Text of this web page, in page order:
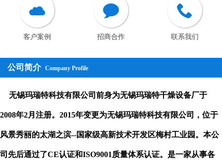
客户案例 招商合作 联系我们
公司简介 Company Profile
无锡玛瑞特科技有限公司前身为无锡玛瑞特干燥设备厂于
2008年2月注册。2015年变更为无锡玛瑞特科技有限公司，位于
风景秀丽的太湖之滨--国家级高新技术开发区梅村工业园。本公
司先后通过了CE认证和ISO9001质量体系认证。是一家从事各